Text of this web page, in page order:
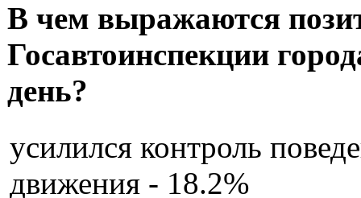
В чем выражаются
Госавтоинспекции
день?
усилился контроль
движения - 18.2%